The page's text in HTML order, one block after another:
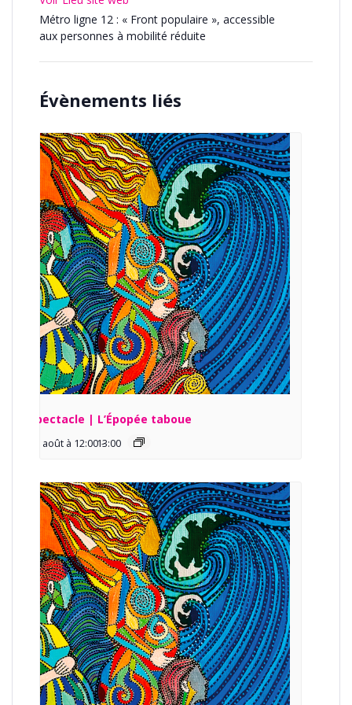
Métro ligne 12 : « Front populaire », accessible
aux personnes à mobilité réduite
Évènements liés
Spectacle | L’Épopée taboue
13 août à 12:00 -
13:00